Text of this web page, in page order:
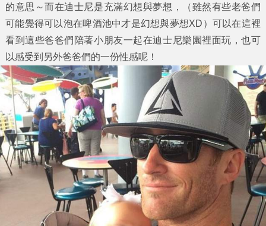
的意思～而在迪士尼是充滿幻想與夢想，（雖然有些老爸們
可能覺得可以泡在啤酒池中才是幻想與夢想XD）可以在這裡
看到這些爸爸們陪著小朋友一起在迪士尼樂園裡面玩，也可
以感受到另外爸爸們的一份性感呢！